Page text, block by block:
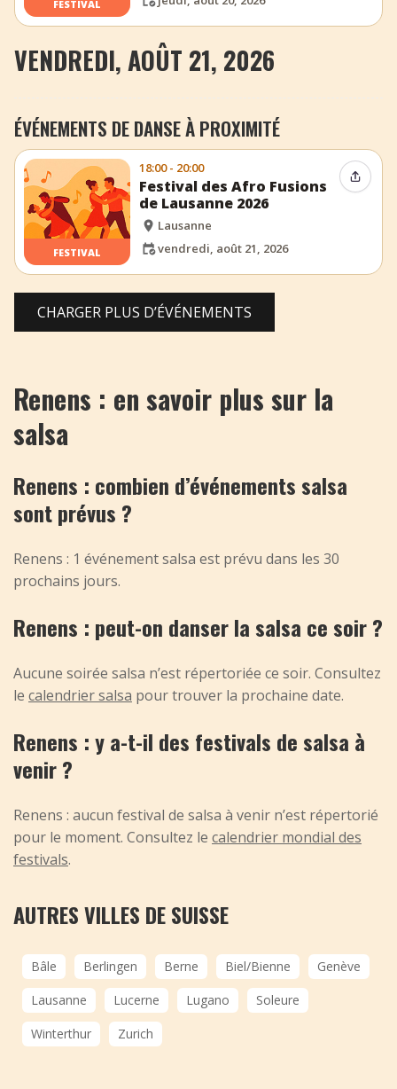
FESTIVAL
VENDREDI, AOÛT 21, 2026
ÉVÉNEMENTS DE DANSE À PROXIMITÉ
FESTIVAL
18:00 - 20:00
Festival des Afro Fusions
de Lausanne 2026
Lausanne
vendredi, août 21, 2026
CHARGER PLUS D’ÉVÉNEMENTS
Renens : en savoir plus sur la
salsa
Renens : combien d’événements salsa
sont prévus ?
Renens : 1 événement salsa est prévu dans les 30
prochains jours.
Renens : peut-on danser la salsa ce soir ?
Aucune soirée salsa n’est répertoriée ce soir. Consultez
le calendrier salsa pour trouver la prochaine date.
Renens : y a-t-il des festivals de salsa à
venir ?
Renens : aucun festival de salsa à venir n’est répertorié
pour le moment. Consultez le calendrier mondial des
festivals.
AUTRES VILLES DE SUISSE
Bâle Berlingen Berne Biel/Bienne
Genève
Lausanne
Lucerne Lugano
Soleure
Winterthur
Zurich